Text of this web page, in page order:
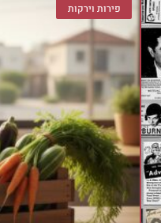
פירות וירקות